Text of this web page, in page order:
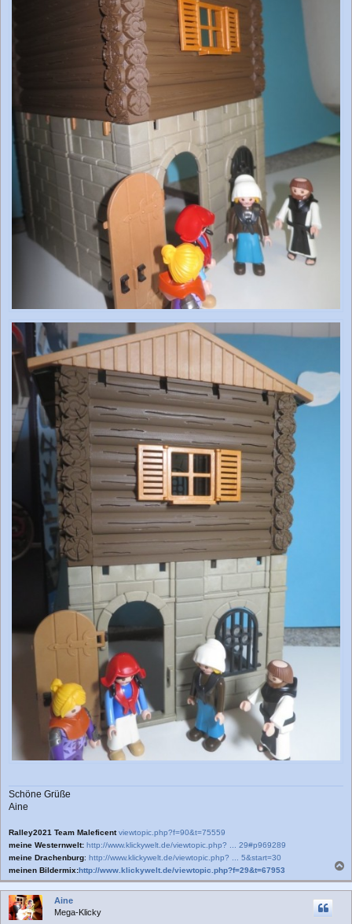
Schöne Grüße
Aine
Ralley2021 Team Maleficent viewtopic.php?f=90&t=75559
meine Westernwelt: http://www.klickywelt.de/viewtopic.php? ... 29#p969289
meine Drachenburg: http://www.klickywelt.de/viewtopic.php? ... 5&start=30
meinen Bildermix:http://www.klickywelt.de/viewtopic.php?f=29&t=67953
a
c
Aine
Mega-Klicky